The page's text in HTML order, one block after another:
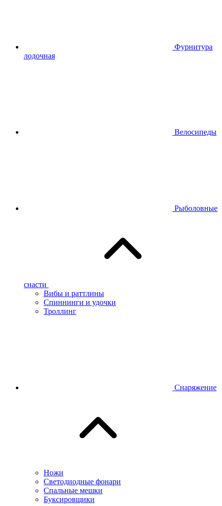
Фурнитура
лодочная
Велосипеды
Рыболовные
снасти
Вибы и раттлины
Спиннинги и удочки
Троллинг
Снаряжение
Ножи
Светодиодные фонари
Спальные мешки
Буксировщики